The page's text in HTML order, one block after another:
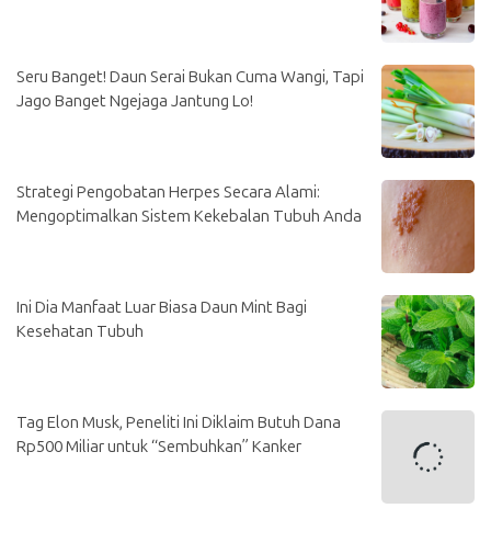
Seru Banget! Daun Serai Bukan Cuma Wangi, Tapi
Jago Banget Ngejaga Jantung Lo!
Strategi Pengobatan Herpes Secara Alami:
Mengoptimalkan Sistem Kekebalan Tubuh Anda
Ini Dia Manfaat Luar Biasa Daun Mint Bagi
Kesehatan Tubuh
Tag Elon Musk, Peneliti Ini Diklaim Butuh Dana
Rp500 Miliar untuk “Sembuhkan” Kanker